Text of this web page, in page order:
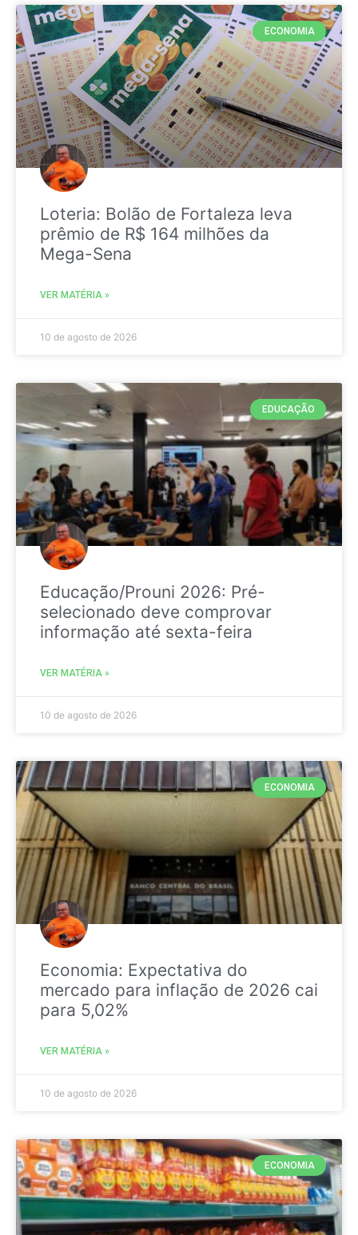
ECONOMIA
Loteria: Bolão de Fortaleza leva
prêmio de R$ 164 milhões da
Mega-Sena
VER MATÉRIA »
10 de agosto de 2026
EDUCAÇÃO
Educação/Prouni 2026: Pré-
selecionado deve comprovar
informação até sexta-feira
VER MATÉRIA »
10 de agosto de 2026
ECONOMIA
Economia: Expectativa do
mercado para inflação de 2026 cai
para 5,02%
VER MATÉRIA »
10 de agosto de 2026
ECONOMIA